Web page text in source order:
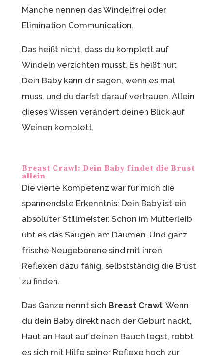
Manche nennen das Windelfrei oder
Elimination Communication.
Das heißt nicht, dass du komplett auf
Windeln verzichten musst. Es heißt nur:
Dein Baby kann dir sagen, wenn es mal
muss, und du darfst darauf vertrauen. Allein
dieses Wissen verändert deinen Blick auf
Weinen komplett.
Breast Crawl: Dein Baby findet die Brust
allein
Die vierte Kompetenz war für mich die
spannendste Erkenntnis: Dein Baby ist ein
absoluter Stillmeister. Schon im Mutterleib
übt es das Saugen am Daumen. Und ganz
frische Neugeborene sind mit ihren
Reflexen dazu fähig, selbstständig die Brust
zu finden.
Das Ganze nennt sich Breast Crawl. Wenn
du dein Baby direkt nach der Geburt nackt,
Haut an Haut auf deinen Bauch legst, robbt
es sich mit Hilfe seiner Reflexe hoch zur